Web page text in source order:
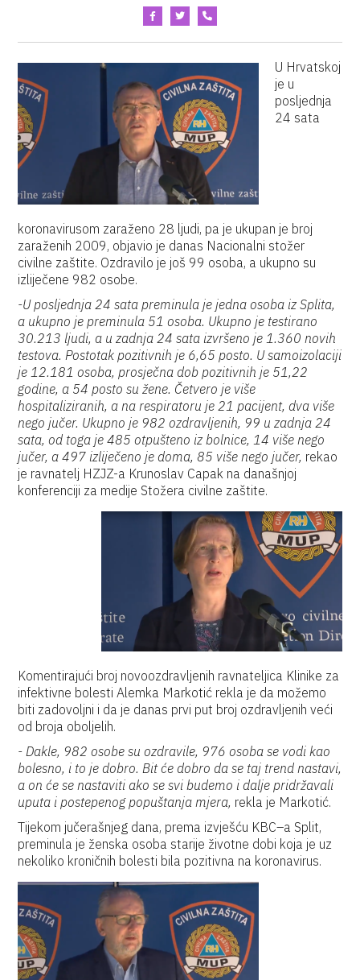
U Hrvatskoj
je u
posljednja
24 sata
koronavirusom zaraženo 28 ljudi, pa je ukupan je broj
zaraženih 2009, objavio je danas Nacionalni stožer
civilne zaštite. Ozdravilo je još 99 osoba, a ukupno su
izliječene 982 osobe.
-U posljednja 24 sata preminula je jedna osoba iz Splita,
a ukupno je preminula 51 osoba. Ukupno je testirano
30.213 ljudi, a u zadnja 24 sata izvršeno je 1.360 novih
testova. Postotak pozitivnih je 6,65 posto. U samoizolaciji
je 12.181 osoba, prosječna dob pozitivnih je 51,22
godine, a 54 posto su žene. Četvero je više
hospitaliziranih, a na respiratoru je 21 pacijent, dva više
nego jučer. Ukupno je 982 ozdravljenih, 99 u zadnja 24
sata, od toga je 485 otpušteno iz bolnice, 14 više nego
jučer, a 497 izliječeno je doma, 85 više nego jučer, rekao
je ravnatelj HZJZ-a Krunoslav Capak na današnjoj
konferenciji za medije Stožera civilne zaštite.
Komentirajući broj novoozdravljenih ravnateljica Klinike za
infektivne bolesti Alemka Markotić rekla je da možemo
biti zadovoljni i da je danas prvi put broj ozdravljenih veći
od broja oboljelih.
- Dakle, 982 osobe su ozdravile, 976 osoba se vodi kao
bolesno, i to je dobro. Bit će dobro da se taj trend nastavi,
a on će se nastaviti ako se svi budemo i dalje pridržavali
uputa i postepenog popuštanja mjera, rekla je Markotić.
Tijekom jučerašnjeg dana, prema izvješću KBC–a Split,
preminula je ženska osoba starije životne dobi koja je uz
nekoliko kroničnih bolesti bila pozitivna na koronavirus.